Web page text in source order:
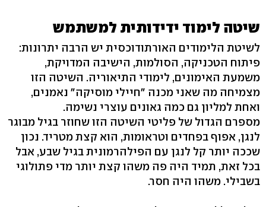
שיטה לימוד ידידותית למשתמש
לשיטת הלימודים האורתודוכסית יש הרבה יתרונות:
פיתוח הטכניקה, הסולמות, הישיבה המדויקת,
משמעת האימונים, לימודי התיאוריה. השיטה הזו
מצמיחה מה שאני מכנה "חיילי מוסיקה" נאמנים,
ואחת למליון גם כמה גאונים עוצרי נשימה.
מספרם הגדול של פליטי השיטה הזו שחוזר בגיל מבוגר
לנגן, אפוף בפחדים וטראומות, הוא קצת מטריד. נכון
שככה יותר קל לנגן עם הפילהרמונית בגיל שבע, אבל
בכל זאת, תמיד היה פה משהו קצת יותר מדי פתולוגי
בשבילי. משהו היה חסר.